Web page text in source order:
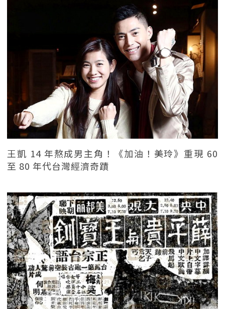
王凱 14 年熬成男主角！《加油！美玲》重現 60
至 80 年代台灣經濟奇蹟